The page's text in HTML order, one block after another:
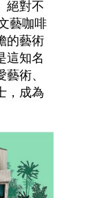
絕對不
藝咖啡
的藝術
這知名
術、
，成為